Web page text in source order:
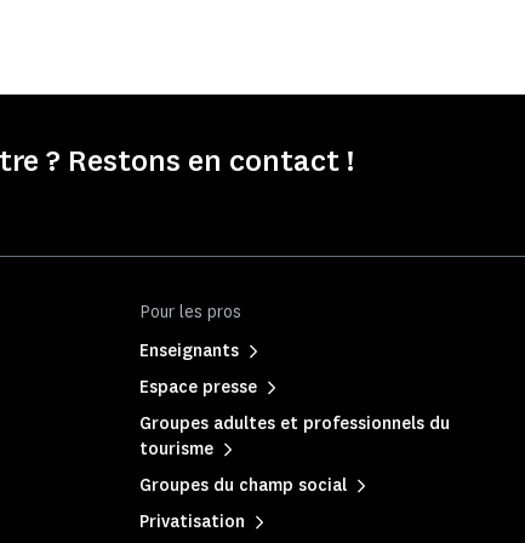
? Restons en contact !
Pour les pros
Enseignants
Espace presse
Groupes adultes et professionnels du
tourisme
Groupes du champ social
Privatisation